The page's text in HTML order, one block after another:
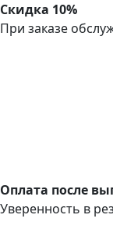
Скидка 10%
При заказе
Оплата после
Уверенность в